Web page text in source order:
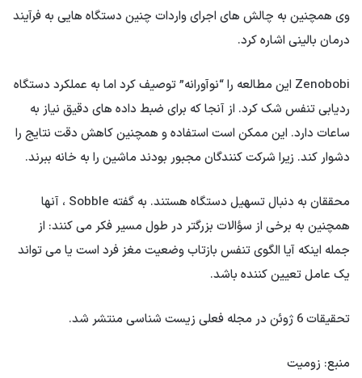
وی همچنین به چالش های اجرای واردات چنین دستگاه هایی به فرآیند
درمان بالینی اشاره کرد.
Zenobobi این مطالعه را “نوآورانه” توصیف کرد اما به عملکرد دستگاه
ردیابی تنفس شک کرد. از آنجا که برای ضبط داده های دقیق نیاز به
ساعات دارد. این ممکن است استفاده و همچنین کاهش دقت نتایج را
دشوار کند. زیرا شرکت کنندگان مجبور بودند ماشین را به خانه ببرند.
محققان به دنبال تسهیل دستگاه هستند. به گفته Sobble ، آنها
همچنین به برخی از سؤالات بزرگتر در طول مسیر فکر می کنند: از
جمله اینکه آیا الگوی تنفس بازتاب وضعیت مغز فرد است یا می تواند
یک عامل تعیین کننده باشد.
تحقیقات 6 ژوئن در مجله فعلی زیست شناسی منتشر شد.
منبع: زومیت